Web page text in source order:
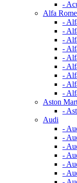
-
Alfa
-
-
-
-
-
-
-
-
-
Aston
-
Audi
-
-
-
-
-
-